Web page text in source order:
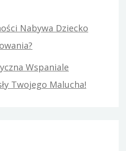
Nabywa Dziecko
Wspaniale
Twojego Malucha!